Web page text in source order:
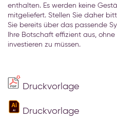
enthalten. Es werden keine
mitgeliefert. Stellen Sie daher
Sie bereits über das passende
Ihre Botschaft effizient aus,
investieren zu müssen.
Druckvorlage
Druckvorlage